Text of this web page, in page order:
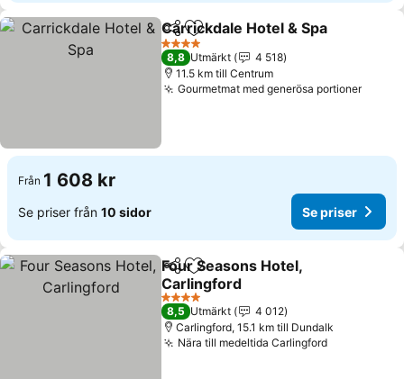
Dela Lägg till i Mina Favoriter
Carrickdale Hotel & Spa
4 Stjärnor
8,8 Utmärkt
4 518
11.5 km till Centrum
Gourmetmat med generösa portionerSe
Från 1 608 kr
Se priser från 10 sidor Se priser
Dela Lägg till i Mina Favoriter
Four Seasons Hotel,
Carlingford
Se priser
4 Stjärnor
8,5 Utmärkt
4 012
Carlingford, 15.1 km till Dundalk
Nära till medeltida CarlingfordSe priser